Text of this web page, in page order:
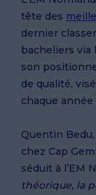
tête des
dernier
bacheliers via
son
de qualité,
chaque
Quentin
chez Cap
séduit à l’EM
théorique, la